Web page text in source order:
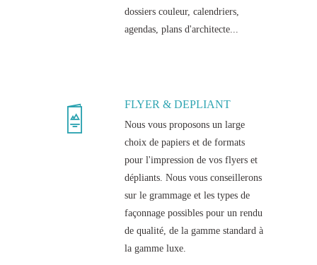
dossiers couleur, calendriers,
agendas, plans d'architecte...
FLYER & DEPLIANT
Nous vous proposons un large
choix de papiers et de formats
pour l'impression de vos flyers et
dépliants. Nous vous conseillerons
sur le grammage et les types de
façonnage possibles pour un rendu
de qualité, de la gamme standard à
la gamme luxe.